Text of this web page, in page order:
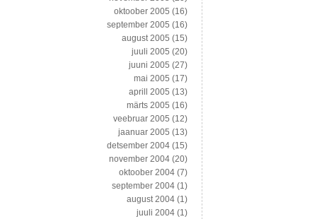
oktoober 2005 (16)
september 2005 (16)
august 2005 (15)
juuli 2005 (20)
juuni 2005 (27)
mai 2005 (17)
aprill 2005 (13)
märts 2005 (16)
veebruar 2005 (12)
jaanuar 2005 (13)
detsember 2004 (15)
november 2004 (20)
oktoober 2004 (7)
september 2004 (1)
august 2004 (1)
juuli 2004 (1)